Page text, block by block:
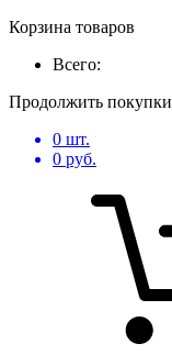
Корзина товаров
Всего:
Продолжить покупки
0 шт.
0 руб.